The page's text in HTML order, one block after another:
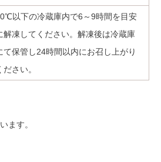
以下の冷蔵庫内で6～9時間を目安
解凍してください。解凍後は冷蔵庫
て保管し24時間以内にお召し上がり
ださい。
ます。